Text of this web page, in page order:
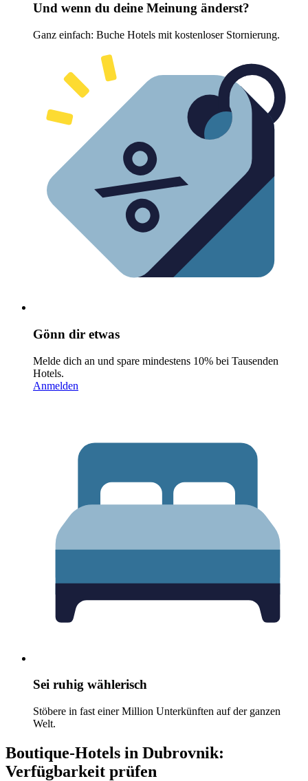
Und wenn du deine Meinung änderst?
Ganz einfach: Buche Hotels mit kostenloser Stornierung.
Gönn dir etwas
Melde dich an und spare mindestens 10% bei Tausenden
Hotels.
Anmelden
Sei ruhig wählerisch
Stöbere in fast einer Million Unterkünften auf der ganzen
Welt.
Boutique-Hotels in Dubrovnik:
Verfügbarkeit prüfen